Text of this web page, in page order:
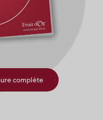
complète